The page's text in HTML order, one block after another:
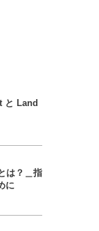
と Land
は？＿指
に